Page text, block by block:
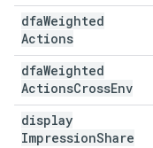
dfaWeighted
Actions
dfaWeighted
ActionsCrossEnv
display
ImpressionShare